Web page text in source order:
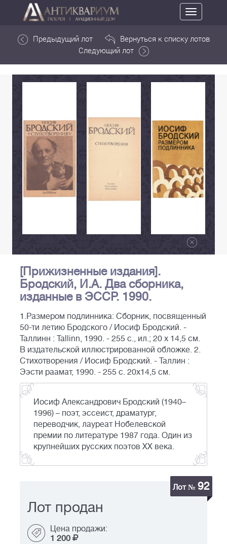
Toggle
navigation
Предыдущий лот
Вернуться к списку лотов
Следующий лот
[Прижизненные издания].
Бродский, И.А. Два сборника,
изданные в ЭССР. 1990.
1.Размером подлинника: Сборник, посвященный
50-ти летию Бродского / Иосиф Бродский. -
Таллинн : Tallinn, 1990. - 255 c., ил.; 20 x 14,5 см.
В издательской иллюстрированной обложке. 2.
Стихотворения / Иосиф Бродский. - Таллин :
Ээсти раамат, 1990. - 255 c. 20x14,5 см.
Иосиф Александрович Бродский (1940–
1996) – поэт, эссеист, драматург,
переводчик, лауреат Нобелевской
премии по литературе 1987 года. Один из
крупнейших русских поэтов XX века.
Лот № 92
Лот продан
Цена продажи:
1 200